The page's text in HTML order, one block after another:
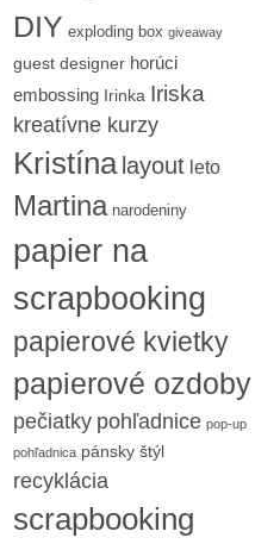
DIY exploding box giveaway
guest designer horúci
embossing Irinka Iriska
kreatívne kurzy
Kristína layout leto
Martina narodeniny
papier na
scrapbooking
papierové kvietky
papierové ozdoby
pečiatky pohľadnice pop-up
pohľadnica pánsky štýl
recyklácia
scrapbooking